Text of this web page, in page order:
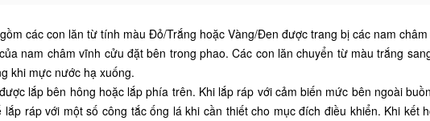
các con lăn từ tính màu Đỏ/Trắng hoặc Vàng/Đen được trang bị các nam
nam châm vĩnh cửu đặt bên trong phao. Các con lăn chuyển từ màu trắng
khi mực nước hạ xuống.
lắp bên hông hoặc lắp phía trên. Khi lắp ráp với cảm biến mức bên ngoài
lắp ráp với một số công tắc ống lá khi cần thiết cho mục đích điều khiển. Khi kết